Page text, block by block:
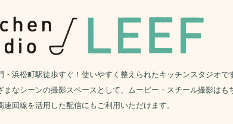
浜松町駅徒歩すぐ！使いやすく整えられたキッチンスタジオで
まなシーンの撮影スペースとして、ムービー・スチール撮影はも
速回線を活用した配信にもご利用いただけます。